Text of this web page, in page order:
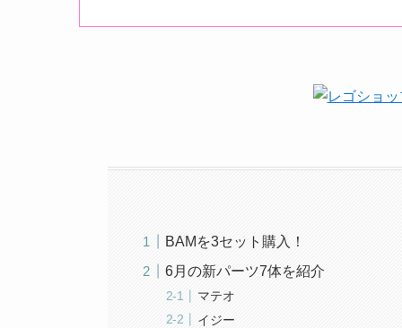
BAMを3セット購入！
6月の新パーツ7体を紹介
マテオ
イジー